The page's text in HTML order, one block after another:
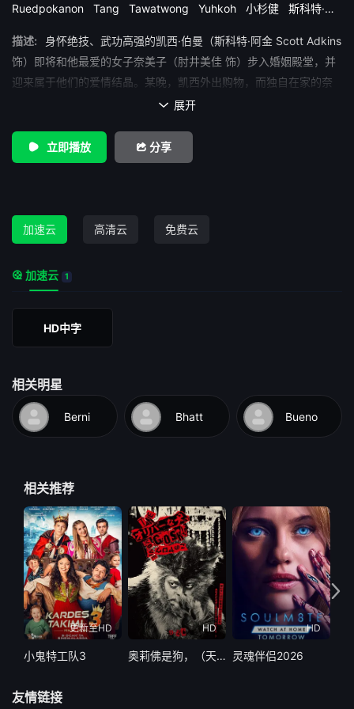
Ruedpokanon Tang Tawatwong Yuhkoh 小杉健
斯科特·阿
姆·曼
描述:
身怀绝技、武功高强的凯西·伯曼（斯科特·阿金 Scott Adkins
饰）即将和他最爱的女子奈美子（肘井美佳 饰）步入婚姻殿堂，并
迎来属于他们的爱情结晶。某晚，凯西外出购物，而独自在家的奈
美子却被入侵者残忍杀害。压抑不住心底的愤懑与悲伤，凯西放纵
杉健 饰）位于泰国的古贺道场修行，但是丧妻之痛令这个孔武男子
无法控制自己的情绪，有如随时暴走的猛兽。某日，道场一位道友
角一代黑帮头目的五郎（菅田俊 饰）所为。 背负着深仇大恨，
凯西再度上路……
 展开
立即播放 分享
加速云 高清云 免费云
加速云 1
HD中字
相关明星
Berni Bhatt Bueno
相关推荐
更新至HD
小鬼特工队3
HD
奥莉佛是狗，（天哪！！）这家伙电影版
HD
灵魂伴侣2026
友情链接